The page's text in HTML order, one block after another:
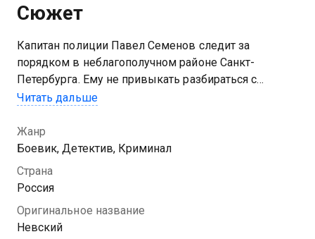
Сюжет
Капитан полиции Павел Семенов следит за
порядком в неблагополучном районе Санкт-
Петербурга. Ему не привыкать разбираться с
пьяными потасовками и арестовывать
прямолинейно, так как понимает, что любая заминка
может стоить ему жизни. Павел выручает дочь
состоятельного предпринимателя, после чего тот
помогает полицейскому попасть на Невский
Семенов не горит желанием сближаться с
коллегами-карьеристами. Уже скоро Павел
Читать дальше
Жанр
Боевик, Детектив, Криминал
Страна
Россия
Оригинальное название
Невский